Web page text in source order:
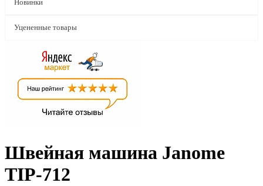
Новинки
Уцененные товары
Швейная машина Janome
TIP-712